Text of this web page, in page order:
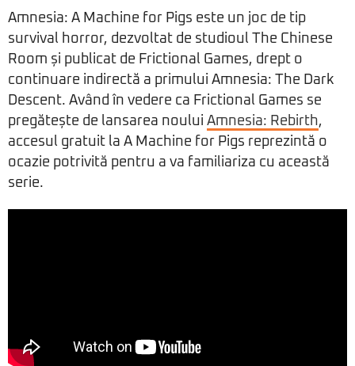
Amnesia: A Machine for Pigs este un joc de tip
survival horror, dezvoltat de studioul The Chinese
Room și publicat de Frictional Games, drept o
continuare indirectă a primului Amnesia: The Dark
Descent. Având în vedere ca Frictional Games se
pregătește de lansarea noului Amnesia: Rebirth,
accesul gratuit la A Machine for Pigs reprezintă o
ocazie potrivită pentru a va familiariza cu această
serie.